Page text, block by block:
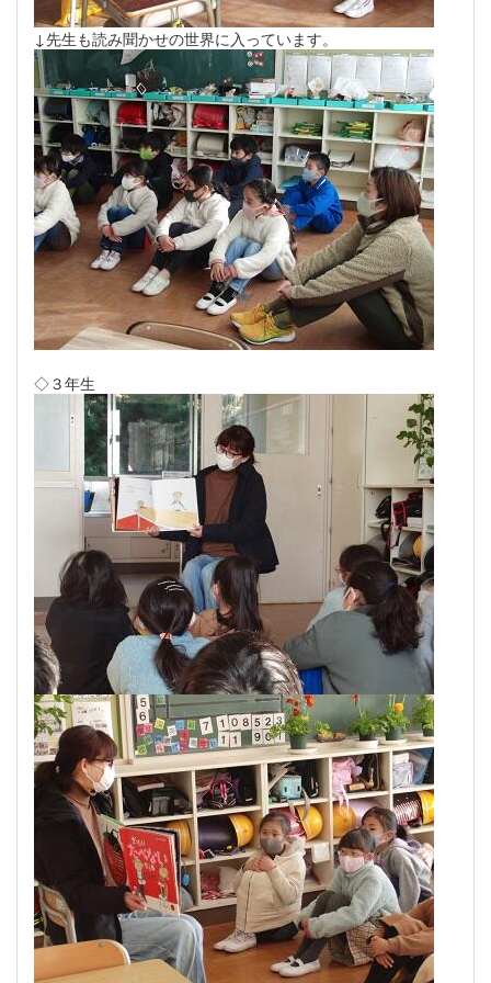
↓先生も読み聞かせの世界に入っています。
◇３年生